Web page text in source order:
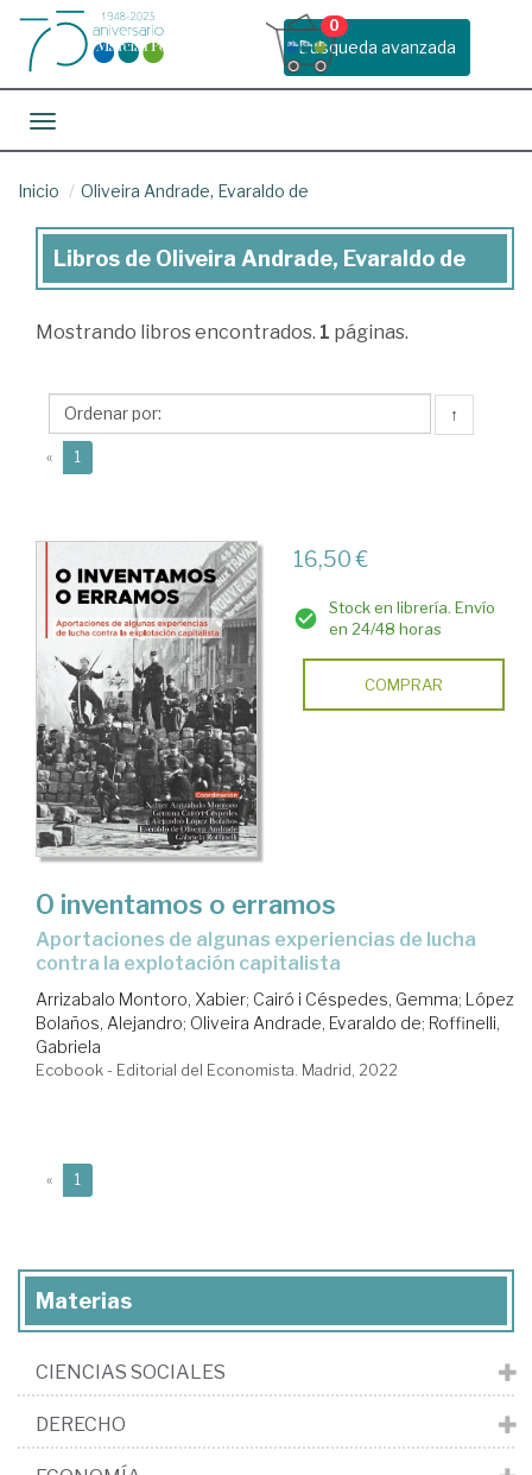
Busqueda avanzada
0
Toggle navigation
Inicio Oliveira Andrade, Evaraldo de
Libros
Oliveira
Evaraldo
de
Libros de Oliveira Andrade, Evaraldo de
Mostrando libros encontrados. 1 páginas.
↑
« 1
16,50 €
Stock en librería. Envío
en 24/48 horas
COMPRAR
O inventamos o erramos
aportaciones de algunas experiencias de lucha
contra la explotación capitalista
Arrizabalo Montoro, Xabier; Cairó i Céspedes, Gemma; López
Bolaños, Alejandro; Oliveira Andrade, Evaraldo de; Roffinelli,
Gabriela
Ecobook - Editorial del Economista. Madrid, 2022
« 1
Materias
CIENCIAS SOCIALES
DERECHO